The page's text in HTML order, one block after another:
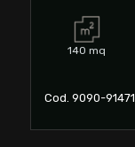
140 mq
Cod. 9090-91471